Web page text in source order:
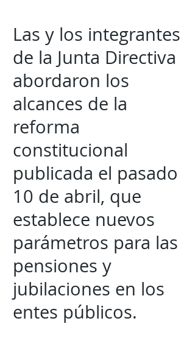
Las y los integrantes
de la Junta Directiva
abordaron los
alcances de la
reforma
constitucional
publicada el pasado
10 de abril, que
establece nuevos
parámetros para las
pensiones y
jubilaciones en los
entes públicos.